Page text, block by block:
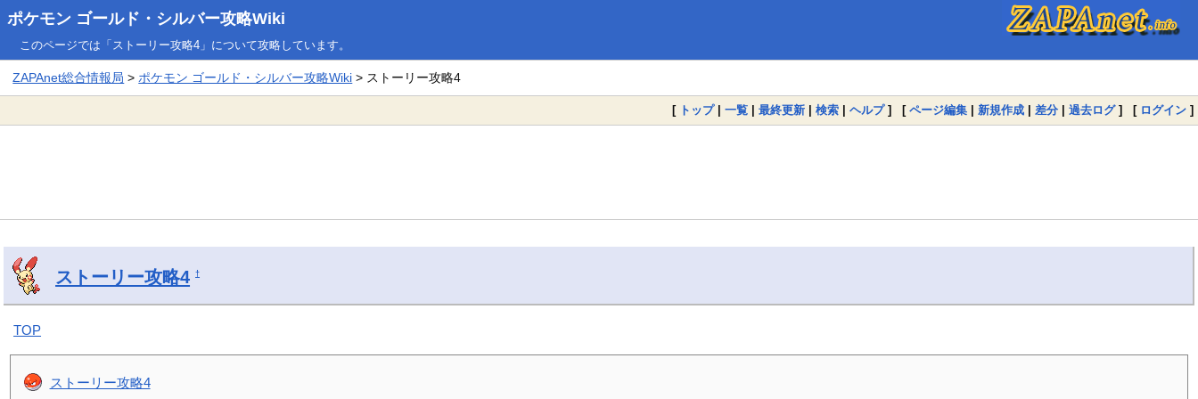
ポケモン ゴールド・シルバー攻略Wiki
このページでは「ストーリー攻略4」について攻略しています。
ZAPAnet総合情報局 >ポケモン ゴールド・シルバー攻略Wiki > ストーリー攻略4
[ トップ| 一覧 | 最終更新 | 検索 | ヘルプ] [ ページ編集 | 新規作成 | 差分 | 過去ログ] [ ログイン ]
ストーリー攻略4 †
TOP
ストーリー攻略4